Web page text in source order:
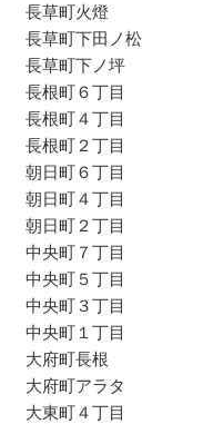
長草町火燈
長草町下田ノ松
長草町下ノ坪
長根町６丁目
長根町４丁目
長根町２丁目
朝日町６丁目
朝日町４丁目
朝日町２丁目
中央町７丁目
中央町５丁目
中央町３丁目
中央町１丁目
大府町長根
大府町アラタ
大東町４丁目